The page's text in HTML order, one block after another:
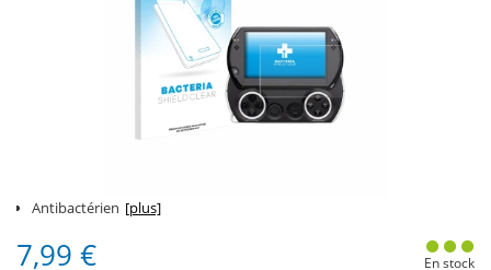
Antibactérien [plus]
7,99 € En stock